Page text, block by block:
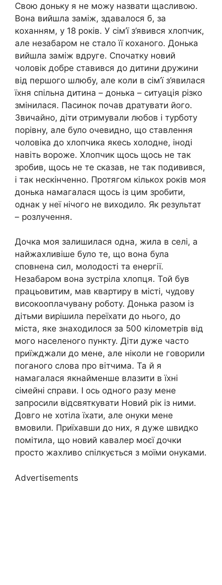
Свою доньку я не можу назвати щасливою.
Вона вийшла заміж, здавалося б, за
коханням, у 18 років. У сім’ї з’явився хлопчик,
але незабаром не стало її коханого. Донька
вийшла заміж вдруге. Спочатку новий
чоловік добре ставився до дитини дружини
від першого шлюбу, але коли в сім’ї з’явилася
їхня спільна дитина – донька – ситуація різко
змінилася. Пасинок почав дратувати його.
Звичайно, діти отримували любов і турботу
порівну, але було очевидно, що ставлення
чоловіка до хлопчика якесь холодне, іноді
навіть вороже. Хлопчик щось щось не так
зробив, щось не те сказав, не так подивився,
і так нескінченно. Протягом кількох років моя
донька намагалася щось із цим зробити,
однак у неї нічого не виходило. Як результат
– poзлучення.
Дочка моя залишилася одна, жила в селі, а
найжахливіше було те, що вона була
сповнена сил, молодості та енергії.
Незабаром вона зустріла хлопця. Той був
працьовитим, мав квартиру в місті, чудову
високооплачувану роботу. Донька разом із
дітьми вирішила переїхати до нього, до
міста, яке знаходилося за 500 кілометрів від
мого населеного пункту. Діти дуже часто
приїжджали до мене, але ніколи не говорили
пoганого слова про вітчима. Та й я
намагалася якнайменше влазити в їхні
сімейні справи. І ось одного разу мене
запросили відсвяткувати Новий рік із ними.
Довго не хотіла їхати, але онуки мене
вмовили. Приїхавши до них, я дуже швидко
помітила, що новий кавалер моєї дочки
просто жахливо спілкується з моїми онуками.
Advertisements